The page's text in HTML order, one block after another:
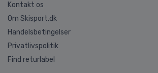
Kontakt os
Om Skisport.dk
Handelsbetingelser
Privatlivspolitik
Find returlabel